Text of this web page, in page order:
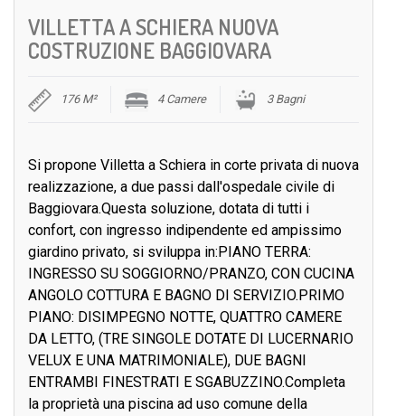
VILLETTA A SCHIERA NUOVA
COSTRUZIONE BAGGIOVARA
176 M² 4 Camere 3 Bagni
Si propone Villetta a Schiera in corte privata di nuova
realizzazione, a due passi dall'ospedale civile di
Baggiovara.Questa soluzione, dotata di tutti i
confort, con ingresso indipendente ed ampissimo
giardino privato, si sviluppa in:PIANO TERRA:
INGRESSO SU SOGGIORNO/PRANZO, CON CUCINA
ANGOLO COTTURA E BAGNO DI SERVIZIO.PRIMO
PIANO: DISIMPEGNO NOTTE, QUATTRO CAMERE
DA LETTO, (TRE SINGOLE DOTATE DI LUCERNARIO
VELUX E UNA MATRIMONIALE), DUE BAGNI
ENTRAMBI FINESTRATI E SGABUZZINO.Completa
la proprietà una piscina ad uso comune della